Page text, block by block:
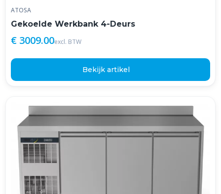
ATOSA
Gekoelde Werkbank 4-Deurs
€ 3009.00excl. BTW
Bekijk artikel